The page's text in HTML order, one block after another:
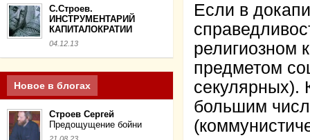
С.Строев.
ИНСТРУМЕНТАРИЙ
КАПИТАЛОКРАТИИ
04.12.13
Новое в блогах
Строев Сергей
Предощущение бойни
Если в
религиозном
предметом
секулярных).
большим